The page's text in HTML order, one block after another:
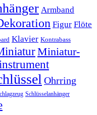
Armband
Figur Flöte
Klavier Kontrabass
Miniatur-
Ohrring
Schlüsselanhänger